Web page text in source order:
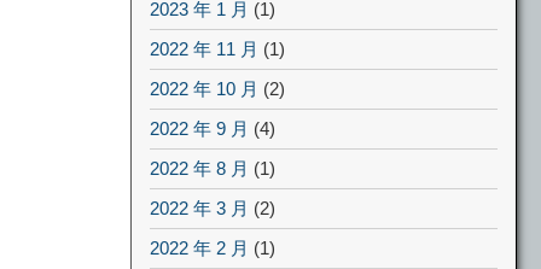
2023 年 1 月 (1)
2022 年 11 月 (1)
2022 年 10 月 (2)
2022 年 9 月 (4)
2022 年 8 月 (1)
2022 年 3 月 (2)
2022 年 2 月 (1)